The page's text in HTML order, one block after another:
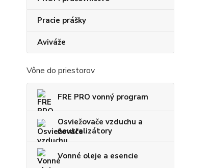
Pracie prášky
Aviváže
Vône do priestorov
FRE PRO vonný program
Osviežovače vzduchu a
neutralizátory
Vonné oleje a esencie